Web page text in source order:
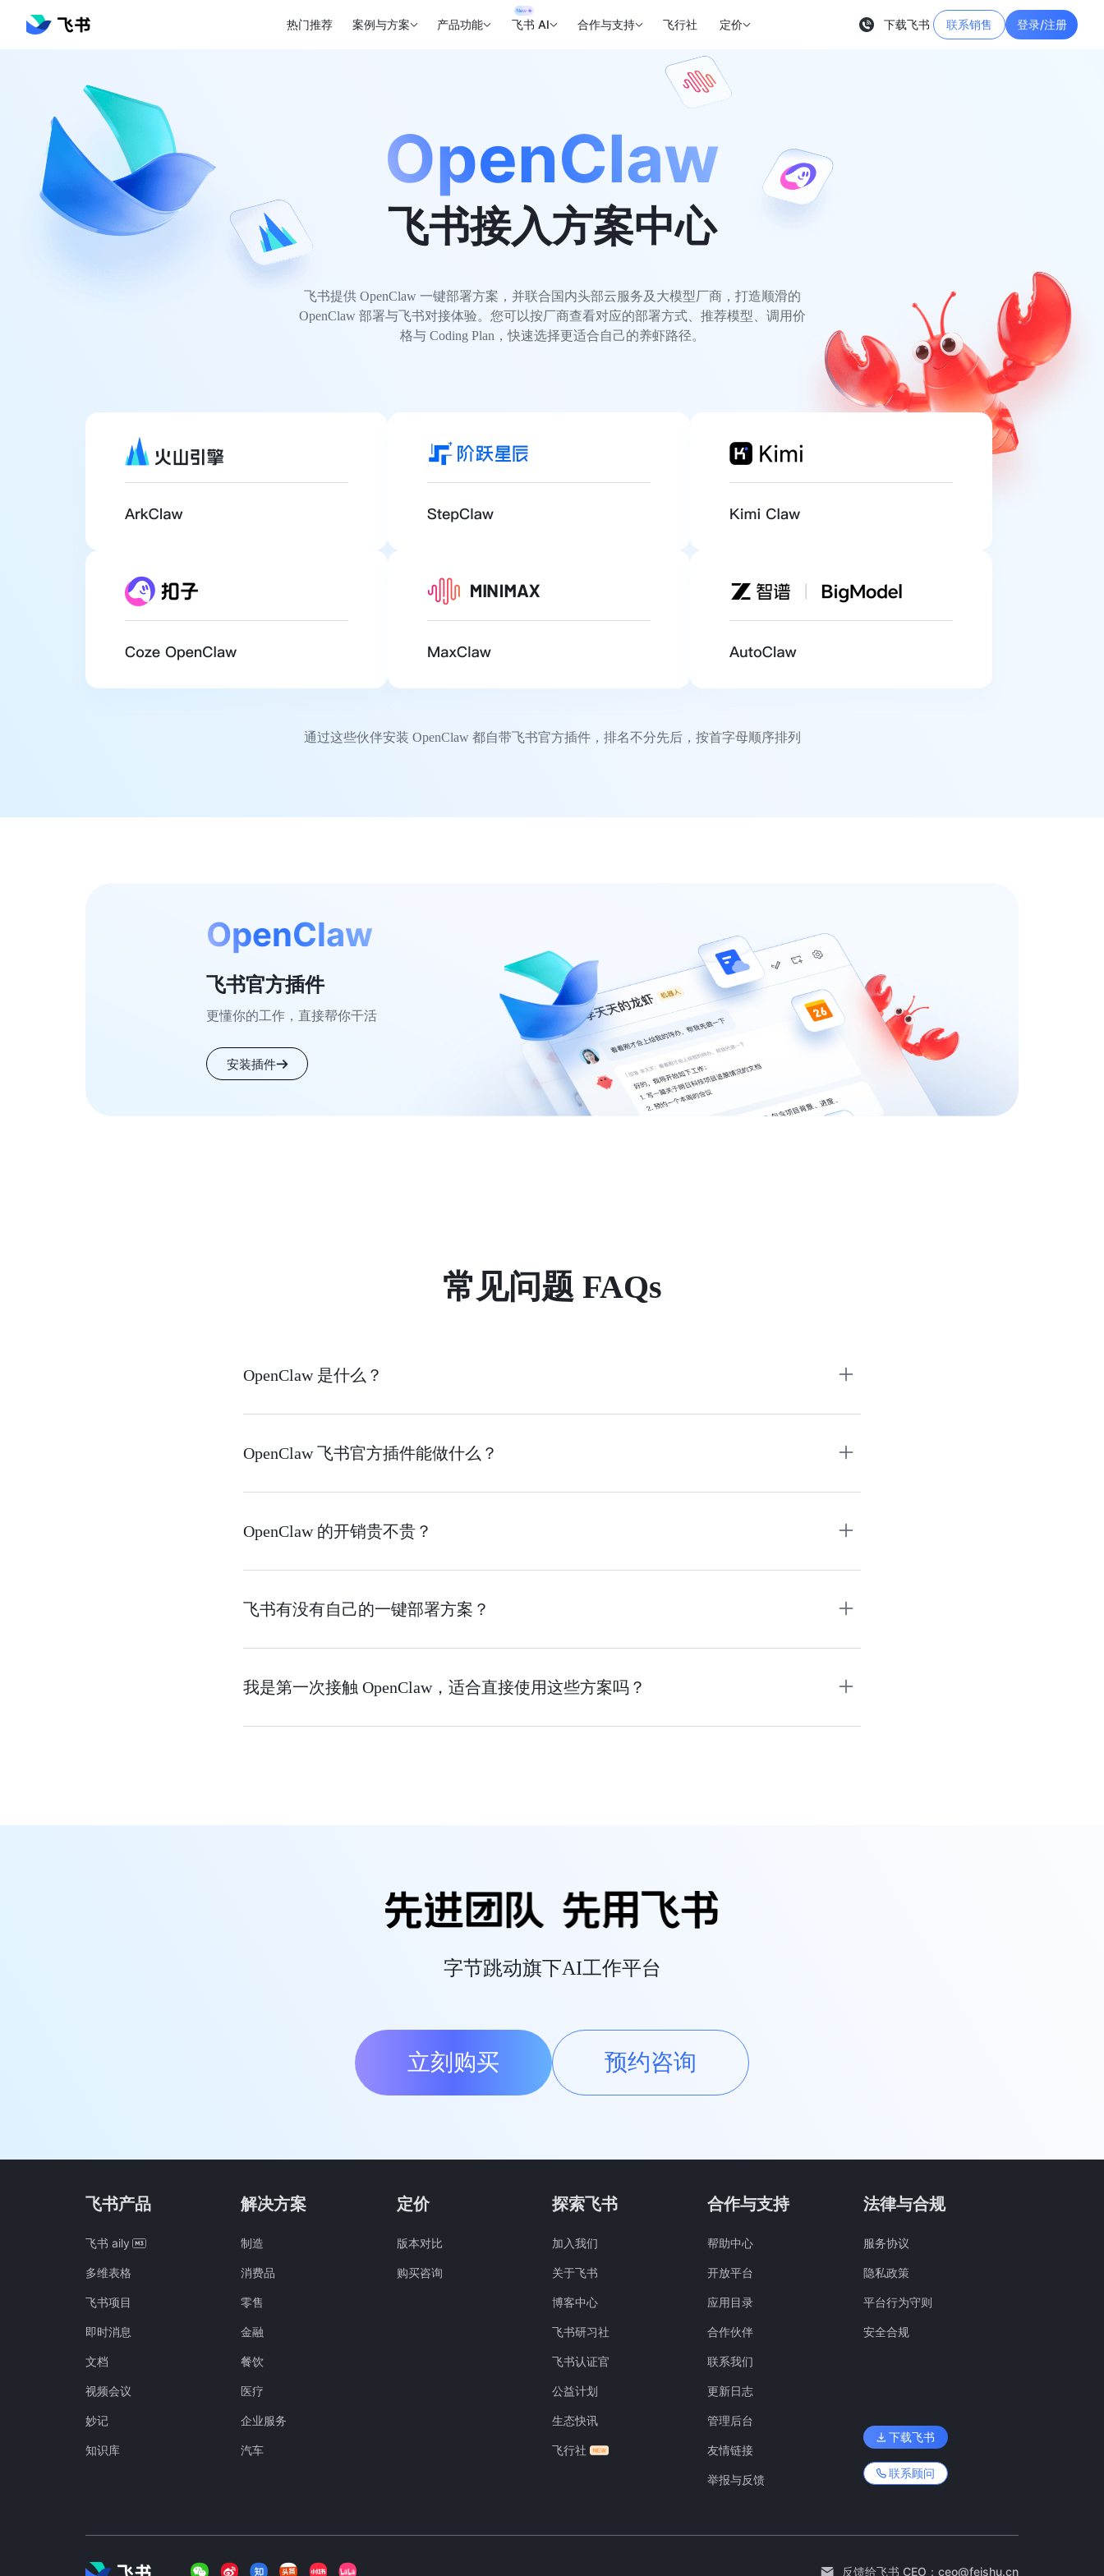
热门推荐 案例与方案 产品功能 飞书 AI 合作与支持 飞行社 定价 下载飞书 联系销售 登录/注册
OpenClaw
飞书接入方案中心
飞书提供 OpenClaw 一键部署方案，并联合国内头部云服务及大模型厂商，打造顺滑的
OpenClaw 部署与飞书对接体验。您可以按厂商查看对应的部署方式、推荐模型、调用价
格与 Coding Plan，快速选择更适合自己的养虾路径。
通过这些伙伴安装 OpenClaw 都自带飞书官方插件，排名不分先后，按首字母顺序排列
OpenClaw
飞书官方插件
更懂你的工作，直接帮你干活
安装插件
常见问题 FAQs
OpenClaw 是什么？
OpenClaw 飞书官方插件能做什么？
OpenClaw 的开销贵不贵？
飞书有没有自己的一键部署方案？
我是第一次接触 OpenClaw，适合直接使用这些方案吗？
字节跳动旗下AI工作平台
立刻购买 预约咨询
飞书产品
飞书 aily
多维表格
飞书项目
即时消息
文档
视频会议
妙记
知识库
解决方案
制造
消费品
零售
金融
餐饮
医疗
企业服务
汽车
定价
版本对比
购买咨询
探索飞书
加入我们
关于飞书
博客中心
飞书研习社
飞书认证官
公益计划
生态快讯
飞行社
合作与支持
帮助中心
开放平台
应用目录
合作伙伴
联系我们
更新日志
管理后台
友情链接
举报与反馈
法律与合规
服务协议
隐私政策
平台行为守则
安全合规
下载飞书
联系顾问
反馈给飞书 CEO： ceo@feishu.cn